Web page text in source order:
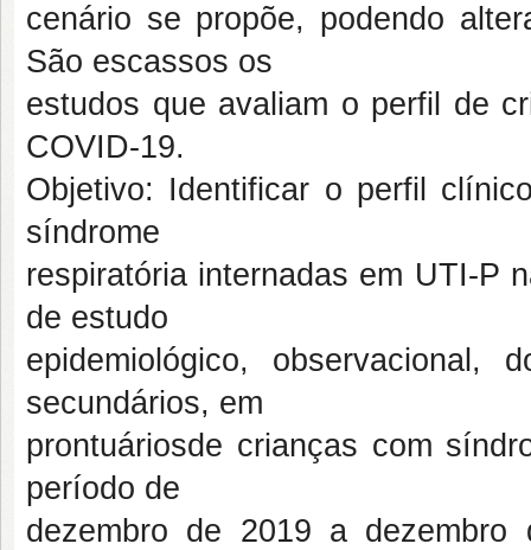
cenário se propõe, podendo
São escassos os
estudos que avaliam o perfil de
COVID-19.
Objetivo: Identificar o perfil
síndrome
respiratória internadas em UTI-P
de estudo
epidemiológico,
secundários, em
prontuáriosde crianças com
período de
dezembro de 2019 a dezembro